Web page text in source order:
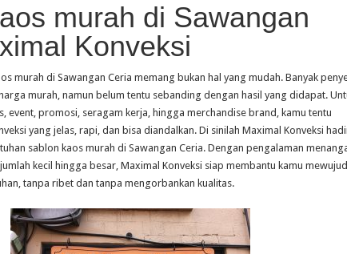
murah di Sawangan
Konveksi
murah di Sawangan Ceria memang bukan hal yang mudah. Banyak
murah, namun belum tentu sebanding dengan hasil yang didapat.
event, promosi, seragam kerja, hingga merchandise brand, kamu tentu
yang jelas, rapi, dan bisa diandalkan. Di sinilah Maximal Konveksi
sablon kaos murah di Sawangan Ceria. Dengan pengalaman
kecil hingga besar, Maximal Konveksi siap membantu kamu
tanpa ribet dan tanpa mengorbankan kualitas.